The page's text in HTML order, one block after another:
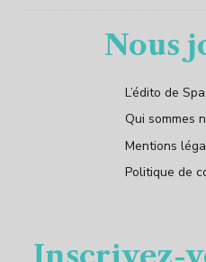
Nous
L’édito de
Qui sommes
Mentions
Politique de